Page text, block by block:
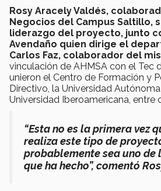
Rosy Aracely Valdés,
Negocios del Campus Saltillo,
liderazgo del proyecto, junto
Avendaño quien dirige el
Carlos Faz, colaborador del
vinculación de AHMSA con el Tec
unieron el Centro de Formación y
Directivo, la Universidad
Universidad Iberoamericana, entre
“Esta no es la primera vez
realiza este tipo de
probablemente sea uno de
que ha hecho”, comentó